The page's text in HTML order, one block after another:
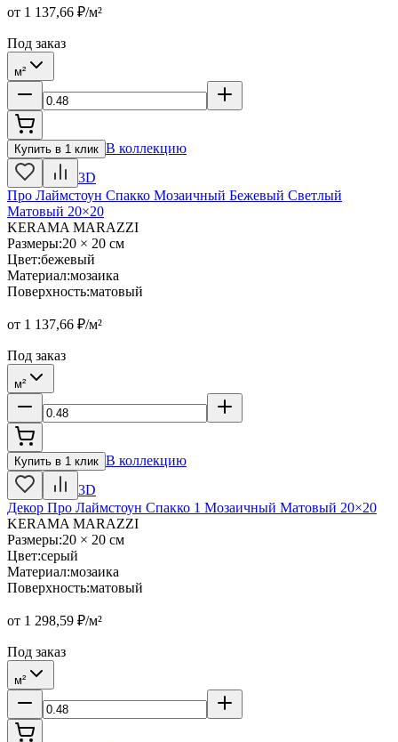
от 1 137,66 ₽/м²
Под заказ
м²
Купить в 1 клик В коллекцию
3D
Про Лаймстоун Спакко Мозаичный Бежевый Светлый
Матовый 20×20
KERAMA MARAZZI
Размеры:20 × 20 см
Цвет:бежевый
Материал:мозаика
Поверхность:матовый
от 1 137,66 ₽/м²
Под заказ
м²
Купить в 1 клик В коллекцию
3D
Декор Про Лаймстоун Спакко 1 Мозаичный Матовый 20×20
KERAMA MARAZZI
Размеры:20 × 20 см
Цвет:серый
Материал:мозаика
Поверхность:матовый
от 1 298,59 ₽/м²
Под заказ
м²